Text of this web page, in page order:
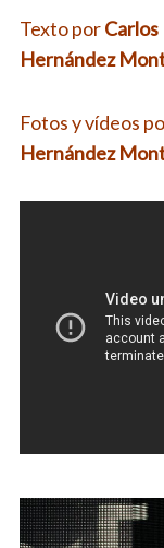
Texto porCarlos
Hernández
Fotos y vídeos
Hernández